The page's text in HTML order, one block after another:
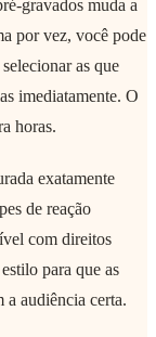
gravados muda a
por vez, você pode
as que
imediatamente. O
horas.
exatamente
de reação
com direitos
para que as
a audiência certa.